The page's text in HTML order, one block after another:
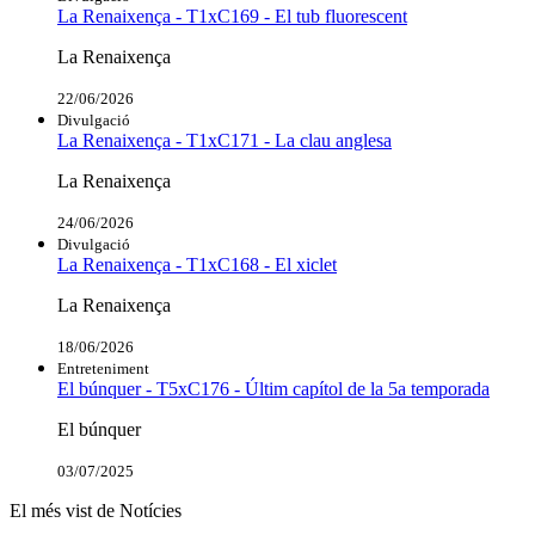
La Renaixença - T1xC169 - El tub fluorescent
La Renaixença
22/06/2026
Divulgació
La Renaixença - T1xC171 - La clau anglesa
La Renaixença
24/06/2026
Divulgació
La Renaixença - T1xC168 - El xiclet
La Renaixença
18/06/2026
Entreteniment
El búnquer - T5xC176 - Últim capítol de la 5a temporada
El búnquer
03/07/2025
El més vist de Notícies